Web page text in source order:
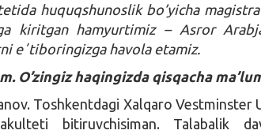
huquqshunoslik bo’yicha
kiritgan hamyurtimiz – Asror
eʼtiboringizga havola etamiz.
O’zingiz haqingizda qisqacha
Toshkentdagi Xalqaro Vestminster
bitiruvchisiman. Talabalik